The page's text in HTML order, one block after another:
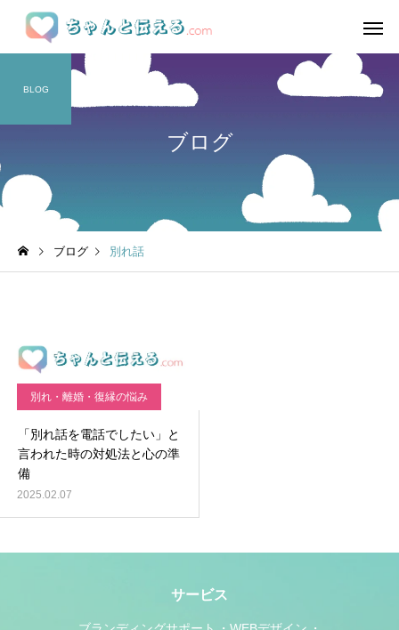
ブログ
BLOG
ブログ 別れ話
別れ・離婚・復縁の悩み
「別れ話を電話でしたい」と
言われた時の対処法と心の準
備
2025.02.07
サービス